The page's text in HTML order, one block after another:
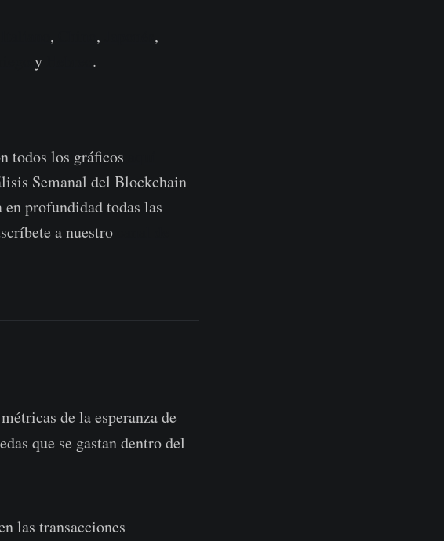
, ,
,
y .
todos los gráficos
Semanal del Blockchain
profundidad todas las
a nuestro
de la esperanza de
que se gastan dentro del
las transacciones